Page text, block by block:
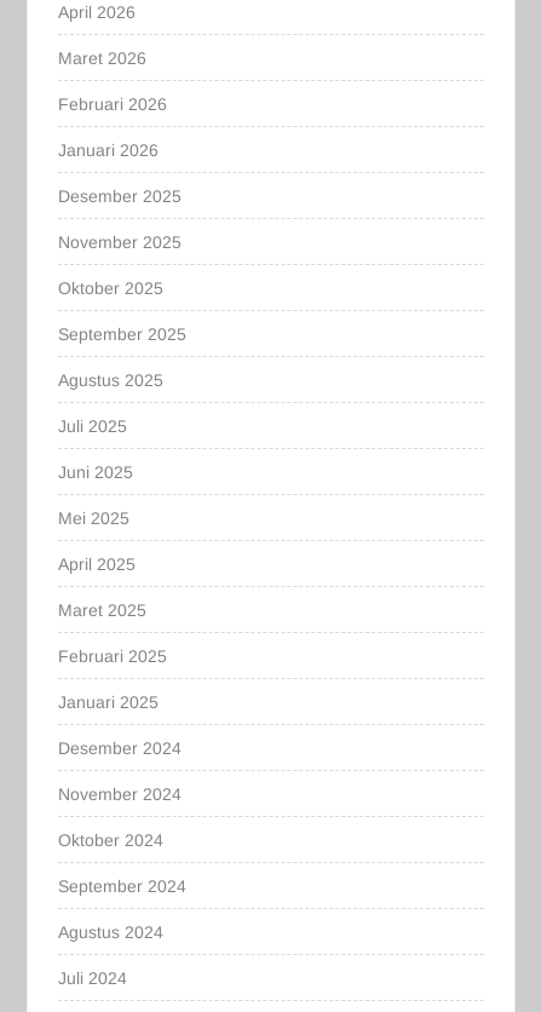
April 2026
Maret 2026
Februari 2026
Januari 2026
Desember 2025
November 2025
Oktober 2025
September 2025
Agustus 2025
Juli 2025
Juni 2025
Mei 2025
April 2025
Maret 2025
Februari 2025
Januari 2025
Desember 2024
November 2024
Oktober 2024
September 2024
Agustus 2024
Juli 2024